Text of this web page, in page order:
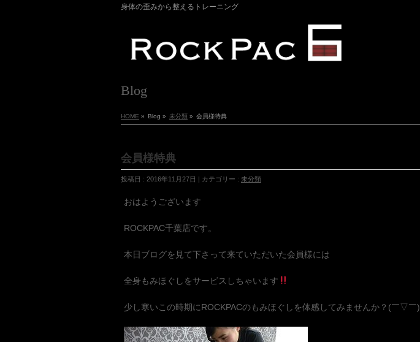
身体の歪みから整えるトレーニング
Blog
HOME » Blog » 未分類 » 会員様特典
会員様特典
投稿日 : 2016年11月27日 | カテゴリー : 未分類
おはようございます
ROCKPAC千葉店です。
本日ブログを見て下さって来ていただいた会員様には
全身もみほぐしをサービスしちゃいます
少し寒いこの時期にROCKPACのもみほぐしを体感してみませんか？(￣▽￣)